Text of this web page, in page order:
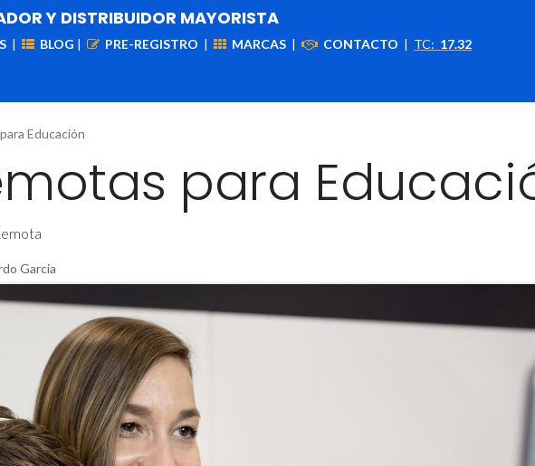
Y DISTRIBUIDOR MAYORISTA
| BLOG | PRE-REGISTRO | MARCAS | CONTACTO | TC: 17.32
Educación
para
Garcia